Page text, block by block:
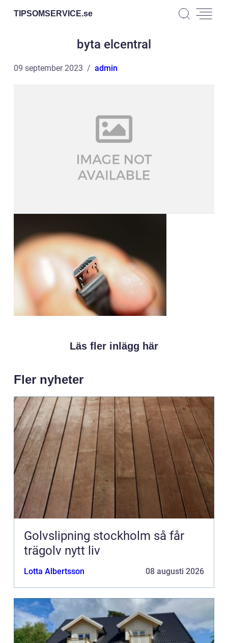
TIPSOMSERVICE.se
byta elcentral
09 september 2023 admin
Läs fler inlägg här
Fler nyheter
Golvslipning stockholm så får
trägolv nytt liv
Lotta Albertsson 08 augusti 2026